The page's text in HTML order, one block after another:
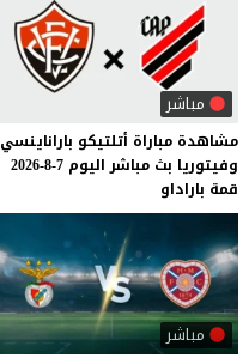
مباشر
مشاهدة مباراة أتلتيكو باراناينسي
وفيتوريا بث مباشر اليوم 7-8-2026
قمة باراداو
مباشر